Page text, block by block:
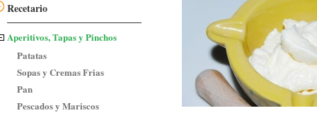
Recetario
Aperitivos, Tapas y Pinchos
Patatas
Sopas y Cremas Frias
Pan
Pescados y Mariscos